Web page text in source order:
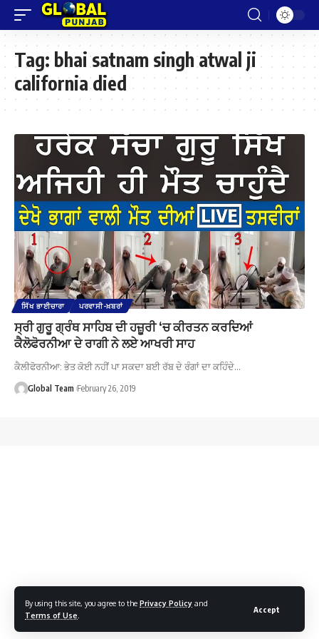
By using this site, you agree to the Privacy Policy and
Terms of Use
Accept
Tag: bhai satnam singh atwal ji
california died
ਸਿੱਖ ਭਾਈਚਾਰਾ ਪਰਵਾਸੀ-ਖ਼ਬਰਾਂ
ਸ੍ਰੀ ਗੁਰੂ ਗ੍ਰੰਥ ਸਾਹਿਬ ਦੀ ਹਜ਼ੂਰੀ ‘ਚ ਕੀਰਤਨ ਕਰਦਿਆਂ
ਕੈਲੋਫੋਰਨੀਆ ਦੇ ਰਾਗੀ ਨੇ ਲਏ ਆਖਰੀ ਸਾਹ
ਕੈਲੀਫੋਰਨੀਆ: ਭੇਤ ਕੋਈ ਨਹੀਂ ਪਾ ਸਕਦਾ ਬਈ ਰੱਬ ਦੇ ਰੰਗਾਂ ਦਾ ਕਹਿੰਦੇ…
Global Team February 26, 2019